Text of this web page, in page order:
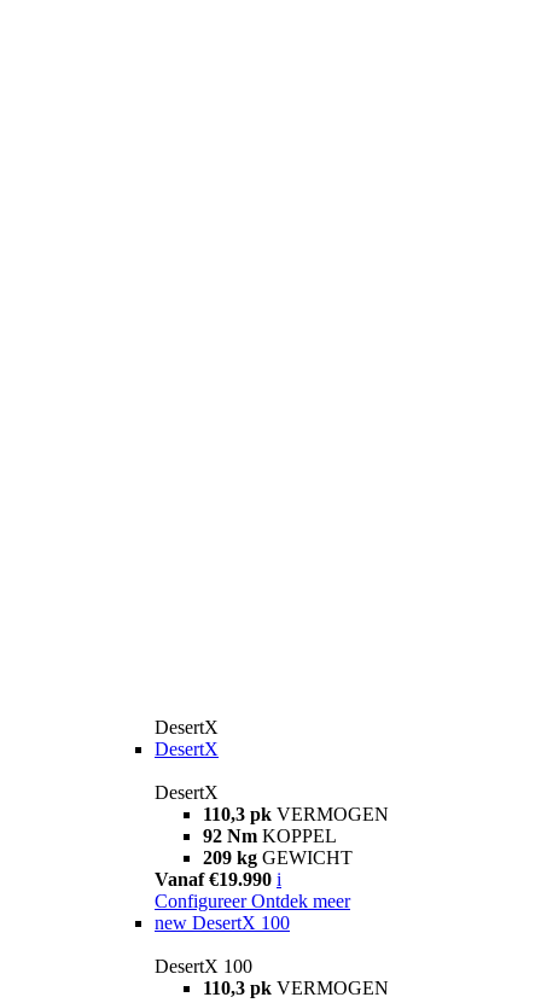
DesertX
DesertX
DesertX
110,3 pk VERMOGEN
92 Nm KOPPEL
209 kg GEWICHT
Vanaf €19.990 i
Configureer Ontdek meer
new DesertX 100
DesertX 100
110,3 pk VERMOGEN